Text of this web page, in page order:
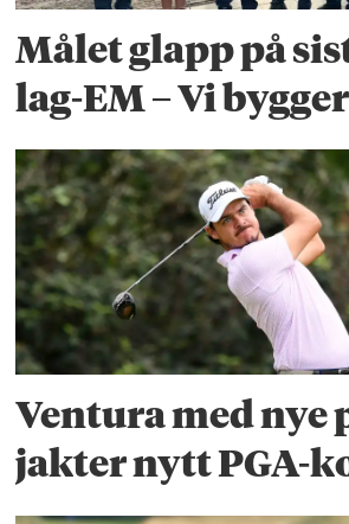
Målet glapp på
lag-EM – Vi
Ventura med nye
jakter nytt PGA-